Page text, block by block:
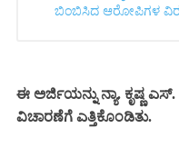
ಬಿಂಬಿಸಿದ ಆರೋಪಿಗಳ
ಈ ಅರ್ಜಿಯನ್ನು ನ್ಯಾ. ಕೃಷ್ಣ
ವಿಚಾರಣೆಗೆ ಎತ್ತಿಕೊಂಡಿತು.